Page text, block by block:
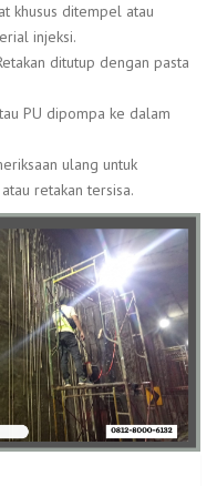
khusus ditempel atau
injeksi.
ditutup dengan pasta
PU dipompa ke dalam
ulang untuk
retakan tersisa.